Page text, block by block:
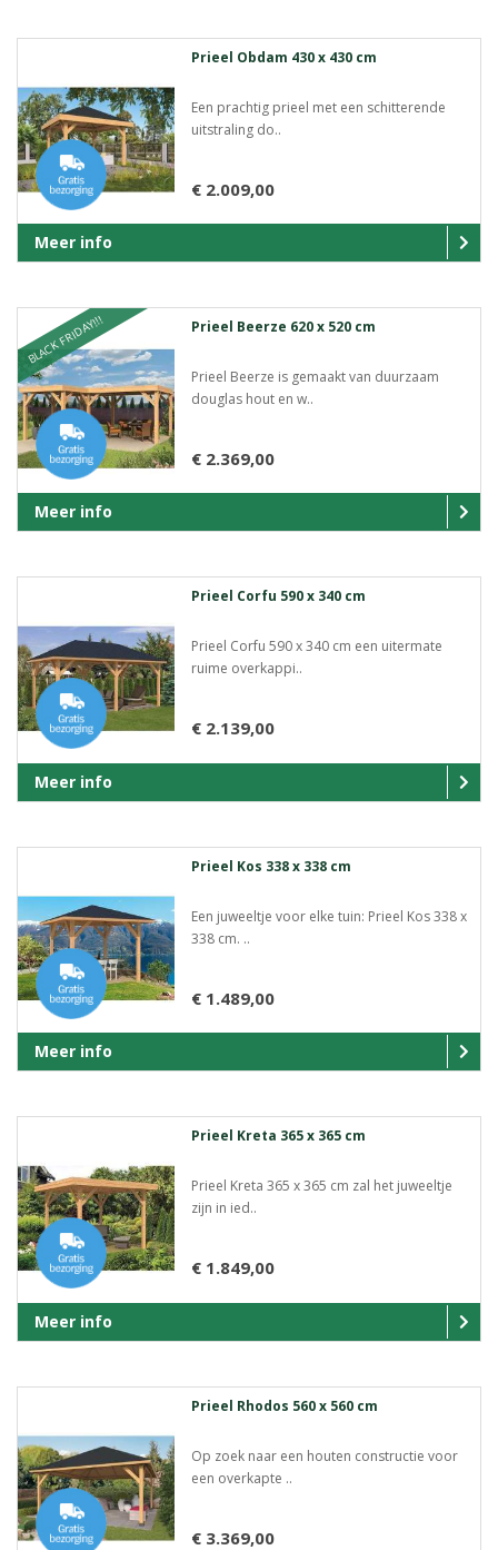
Prieel Obdam 430 x 430 cm
Een prachtig prieel met een schitterende
uitstraling do..
€ 2.009,00
Meer info
BLACK FRIDAY!!! Prieel Beerze 620 x 520 cm
Prieel Beerze is gemaakt van duurzaam
douglas hout en w..
€ 2.369,00
Meer info
Prieel Corfu 590 x 340 cm
Prieel Corfu 590 x 340 cm een uitermate
ruime overkappi..
€ 2.139,00
Meer info
Prieel Kos 338 x 338 cm
Een juweeltje voor elke tuin: Prieel Kos 338 x
338 cm. ..
€ 1.489,00
Meer info
Prieel Kreta 365 x 365 cm
Prieel Kreta 365 x 365 cm zal het juweeltje
zijn in ied..
€ 1.849,00
Meer info
Prieel Rhodos 560 x 560 cm
Op zoek naar een houten constructie voor
een overkapte ..
€ 3.369,00